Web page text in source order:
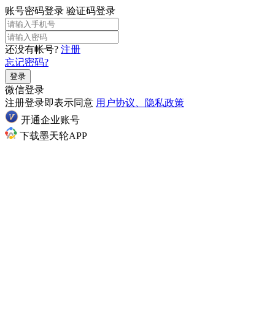
账号密码登录 验证码登录
还没有帐号? 注册
忘记密码?
登录
微信登录
注册登录即表示同意 用户协议、隐私政策
开通企业账号
下载墨天轮APP